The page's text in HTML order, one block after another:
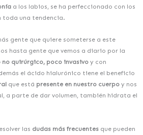
a los labios, se ha perfeccionado con los
toda una tendencia.
gente que quiere someterse a este
hasta gente que vemos a diario por la
quirúrgico, poco invasivo y con
el ácido hialurónico tiene el beneficio
que está presente en nuestro cuerpo y nos
a parte de dar volumen, también hidrata el
las dudas más frecuentes que pueden